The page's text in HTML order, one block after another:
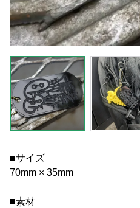
■サイズ
70mm × 35mm
■素材